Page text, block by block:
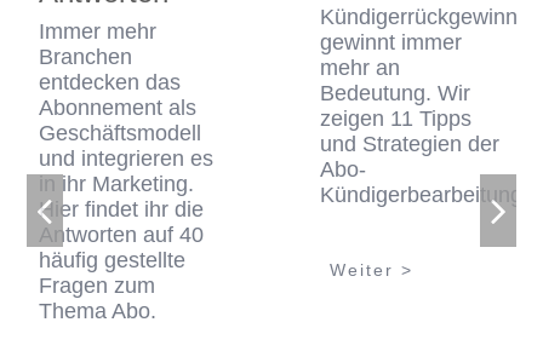
Immer mehr
Branchen
entdecken das
Abonnement als
Geschäftsmodell
und integrieren es
in ihr Marketing.
Hier findet ihr die
Antworten auf 40
häufig gestellte
Fragen zum
Thema Abo.
gewinnt immer
mehr an
Bedeutung. Wir
zeigen 11 Tipps
und Strategien der
Abo-
Kündigerbearbeitung.
Weiter >